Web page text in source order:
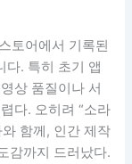
토어에서 기록된
다. 특히 초기 앱
상 품질이나 서
다. 오히려 “소라
함께, 인간 제작
감까지 드러났다.